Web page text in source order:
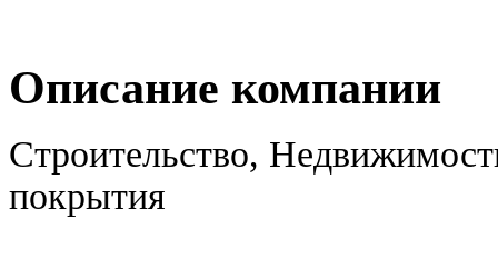
Описание компании
Строительство,
покрытия